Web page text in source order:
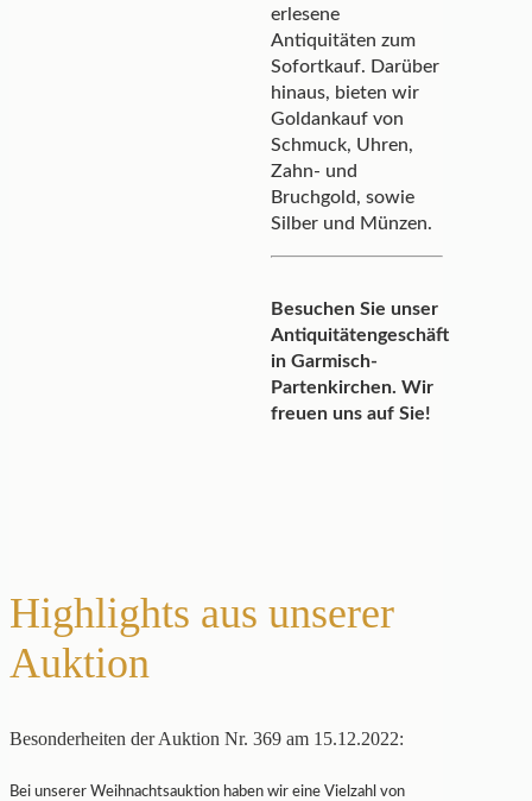
erlesene
Antiquitäten zum
Sofortkauf. Darüber
hinaus, bieten wir
Goldankauf von
Schmuck, Uhren,
Zahn- und
Bruchgold, sowie
Silber und Münzen.
Besuchen Sie unser
Antiquitätengeschäft
in Garmisch-
Partenkirchen. Wir
freuen uns auf Sie!
Highlights aus unserer
Auktion
Besonderheiten der Auktion Nr. 369 am 15.12.2022:
Bei unserer Weihnachtsauktion haben wir eine Vielzahl von